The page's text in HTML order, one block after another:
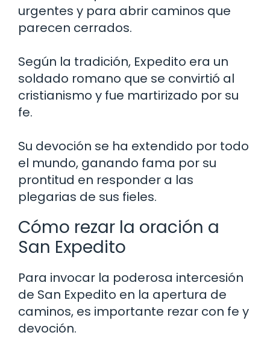
urgentes y para abrir caminos que
parecen cerrados.
Según la tradición, Expedito era un
soldado romano que se convirtió al
cristianismo y fue martirizado por su
fe.
Su devoción se ha extendido por todo
el mundo, ganando fama por su
prontitud en responder a las
plegarias de sus fieles.
Cómo rezar la oración a
San Expedito
Para invocar la poderosa intercesión
de San Expedito en la apertura de
caminos, es importante rezar con fe y
devoción.